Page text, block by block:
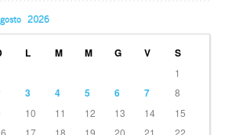
2026
L M M G V S
1
3 4 5 6 7
8
10 11 12 13 14
15
17 18 19 20 21 22